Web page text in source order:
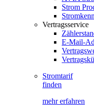
Strom
Vertragsservice
E-Mail-
Stromtarif
finden
mehr erfahren